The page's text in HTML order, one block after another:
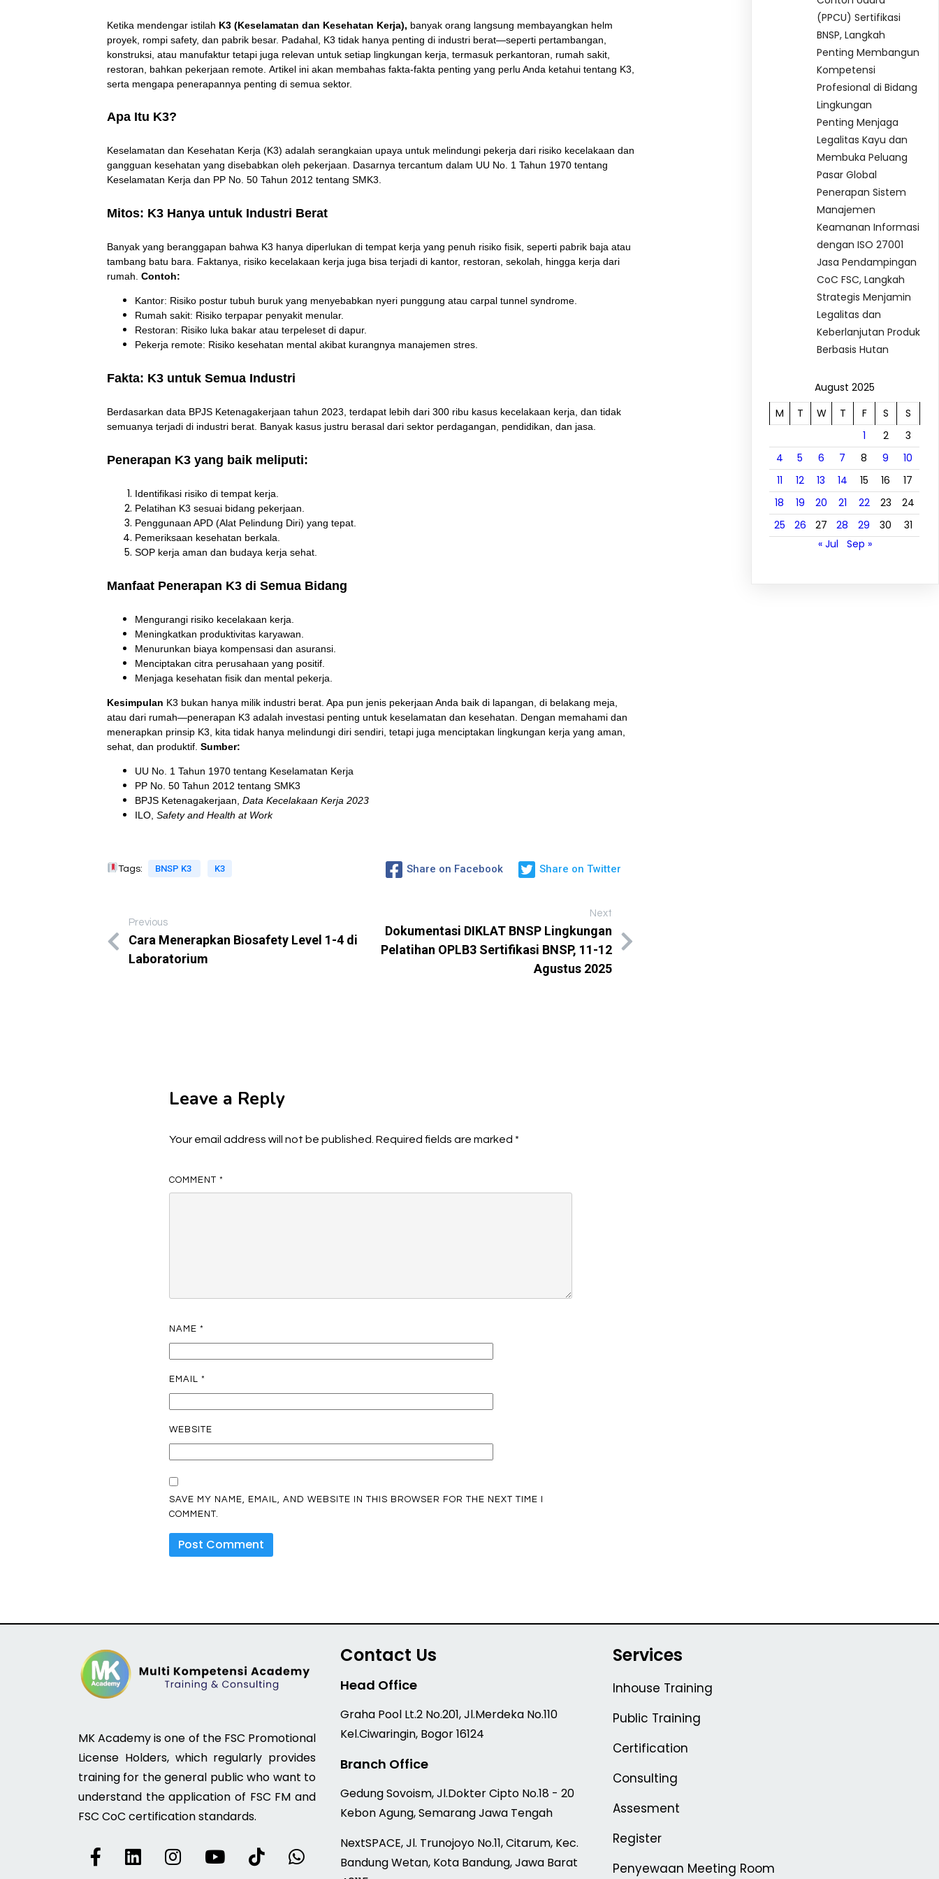
Ketika mendengar istilah K3 (Keselamatan dan Kesehatan Kerja), banyak orang langsung membayangkan helm
proyek, rompi safety, dan pabrik besar. Padahal, K3 tidak hanya penting di industri berat—seperti pertambangan,
konstruksi, atau manufaktur tetapi juga relevan untuk setiap lingkungan kerja, termasuk perkantoran, rumah sakit,
restoran, bahkan pekerjaan remote. Artikel ini akan membahas fakta-fakta penting yang perlu Anda ketahui tentang K3,
serta mengapa penerapannya penting di semua sektor.
Apa Itu K3?
Keselamatan dan Kesehatan Kerja (K3) adalah serangkaian upaya untuk melindungi pekerja dari risiko kecelakaan dan
gangguan kesehatan yang disebabkan oleh pekerjaan. Dasarnya tercantum dalam UU No. 1 Tahun 1970 tentang
Keselamatan Kerja dan PP No. 50 Tahun 2012 tentang SMK3.
Mitos: K3 Hanya untuk Industri Berat
Banyak yang beranggapan bahwa K3 hanya diperlukan di tempat kerja yang penuh risiko fisik, seperti pabrik baja atau
tambang batu bara. Faktanya, risiko kecelakaan kerja juga bisa terjadi di kantor, restoran, sekolah, hingga kerja dari
rumah. Contoh:
Kantor: Risiko postur tubuh buruk yang menyebabkan nyeri punggung atau carpal tunnel syndrome.
Rumah sakit: Risiko terpapar penyakit menular.
Restoran: Risiko luka bakar atau terpeleset di dapur.
Pekerja remote: Risiko kesehatan mental akibat kurangnya manajemen stres.
Fakta: K3 untuk Semua Industri
Berdasarkan data BPJS Ketenagakerjaan tahun 2023, terdapat lebih dari 300 ribu kasus kecelakaan kerja, dan tidak
semuanya terjadi di industri berat. Banyak kasus justru berasal dari sektor perdagangan, pendidikan, dan jasa.
Penerapan K3 yang baik meliputi:
Identifikasi risiko di tempat kerja.
Pelatihan K3 sesuai bidang pekerjaan.
Penggunaan APD (Alat Pelindung Diri) yang tepat.
Pemeriksaan kesehatan berkala.
SOP kerja aman dan budaya kerja sehat.
Manfaat Penerapan K3 di Semua Bidang
Mengurangi risiko kecelakaan kerja.
Meningkatkan produktivitas karyawan.
Menurunkan biaya kompensasi dan asuransi.
Menciptakan citra perusahaan yang positif.
Menjaga kesehatan fisik dan mental pekerja.
Kesimpulan K3 bukan hanya milik industri berat. Apa pun jenis pekerjaan Anda baik di lapangan, di belakang meja,
atau dari rumah—penerapan K3 adalah investasi penting untuk keselamatan dan kesehatan.
Dengan memahami dan
menerapkan prinsip K3, kita tidak hanya melindungi diri sendiri, tetapi juga menciptakan lingkungan kerja yang aman,
sehat, dan produktif. Sumber:
UU No. 1 Tahun 1970 tentang Keselamatan Kerja
PP No. 50 Tahun 2012 tentang SMK3
BPJS Ketenagakerjaan, Data Kecelakaan Kerja 2023
ILO, Safety and Health at Work
Tags: BNSP K3 K3 Share on Facebook Share on Twitter
Previous
Cara Menerapkan Biosafety Level 1-4 di
Laboratorium
Next
Dokumentasi DIKLAT BNSP Lingkungan
Pelatihan OPLB3 Sertifikasi BNSP, 11-12
Agustus 2025
Leave a Reply
Your email address will not be published. Required fields are marked *
COMMENT*
NAME*
EMAIL*
WEBSITE
SAVE MY NAME, EMAIL, AND WEBSITE IN THIS BROWSER FOR THE NEXT TIME I
COMMENT.
(PPCU) Sertifikasi
BNSP, Langkah
Penting Membangun
Kompetensi
Profesional di Bidang
Lingkungan
Penting Menjaga
Legalitas Kayu dan
Membuka Peluang
Pasar Global
Penerapan Sistem
Manajemen
Keamanan Informasi
dengan ISO 27001
Jasa Pendampingan
CoC FSC, Langkah
Strategis Menjamin
Legalitas dan
Keberlanjutan Produk
Berbasis Hutan
August 2025
M
T W T F S
S
1
2
3
4
5 6 7 8 9
10
11
12 13 14 15 16
17
18
19 20 21 22 23
24
25
26 27 28 29 30
31
« Jul
Sep »
MK Academy is one of the FSC Promotional
License Holders, which regularly provides
training for the general public who want to
understand the application of FSC FM and
FSC CoC certification standards.
Contact Us
Head Office
Graha Pool Lt.2 No.201, Jl.Merdeka No.110
Kel.Ciwaringin, Bogor 16124
Branch Office
Gedung Sovoism, Jl.Dokter Cipto No.18 - 20
Kebon Agung, Semarang Jawa Tengah
NextSPACE, Jl. Trunojoyo No.11, Citarum, Kec.
Bandung Wetan, Kota Bandung, Jawa Barat
Services
Inhouse Training
Public Training
Certification
Consulting
Assesment
Register
Penyewaan Meeting Room